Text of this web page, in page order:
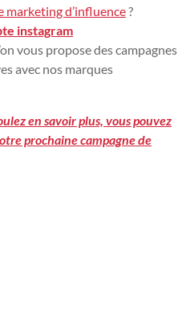
marketing d’influence?
instagram
vous propose des campagnes
avec nos marques
en savoir plus, vous pouvez
prochaine campagne de